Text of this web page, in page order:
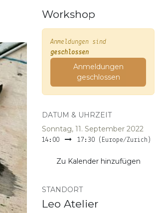
Workshop
Anmeldungen sind
geschlossen
Anmeldungen
geschlossen
DATUM & UHRZEIT
Sonntag, 11. September 2022
14:00 17:30 ( Europe/Zurich )
Zu Kalender hinzufügen
STANDORT
Leo Atelier